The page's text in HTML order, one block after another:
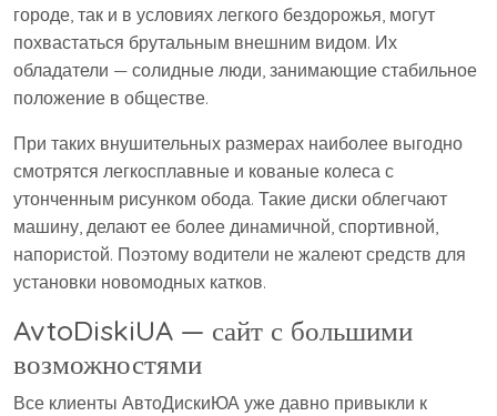
городе, так и в условиях легкого бездорожья, могут
похвастаться брутальным внешним видом. Их
обладатели — солидные люди, занимающие стабильное
положение в обществе.
При таких внушительных размерах наиболее выгодно
смотрятся легкосплавные и кованые колеса с
утонченным рисунком обода. Такие диски облегчают
машину, делают ее более динамичной, спортивной,
напористой. Поэтому водители не жалеют средств для
установки новомодных катков.
AvtoDiskiUA — сайт с большими
возможностями
Все клиенты АвтоДискиЮА уже давно привыкли к